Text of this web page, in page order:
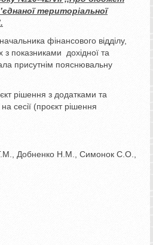
територіальної
фінансового відділу,
з показниками дохідної та
присутнім пояснювальну
рішення з додатками та
сесії (проєкт рішення
Добненко Н.М., Симонок С.О.,